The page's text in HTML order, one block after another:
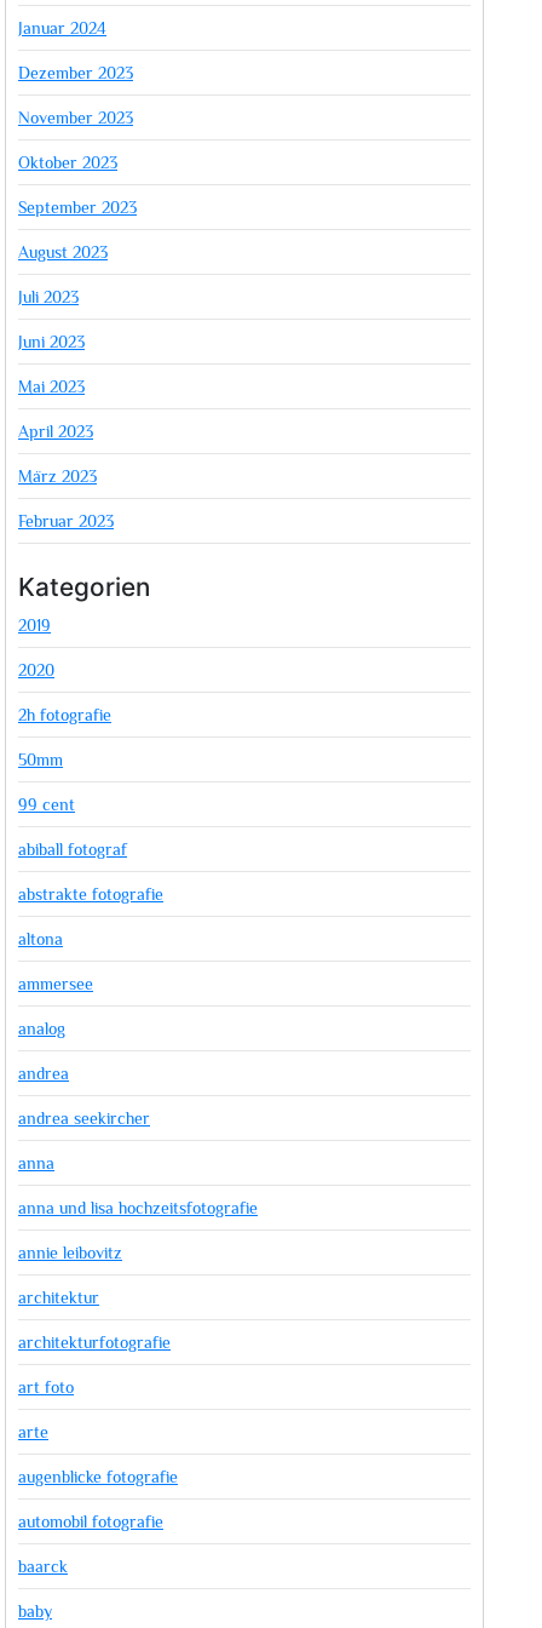
Januar 2024
Dezember 2023
November 2023
Oktober 2023
September 2023
August 2023
Juli 2023
Juni 2023
Mai 2023
April 2023
März 2023
Februar 2023
Kategorien
2019
2020
2h fotografie
50mm
99 cent
abiball fotograf
abstrakte fotografie
altona
ammersee
analog
andrea
andrea seekircher
anna
anna und lisa hochzeitsfotografie
annie leibovitz
architektur
architekturfotografie
art foto
arte
augenblicke fotografie
automobil fotografie
baarck
baby